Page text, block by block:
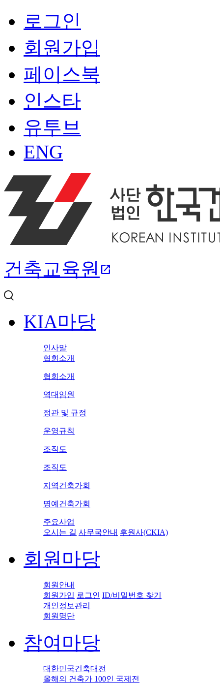
로그인
회원가입
페이스북
인스타
유투브
ENG
건축교육원 open_in_new
KIA마당
인사말
협회소개
협회소개
역대임원
정관 및 규정
운영규칙
조직도
조직도
지역건축가회
명예건축가회
주요사업
오시는 길 사무국안내 후원사(CKIA)
회원마당
회원안내
회원가입 로그인 ID/비밀번호 찾기
개인정보관리
회원명단
참여마당
대한민국건축대전
올해의 건축가 100인 국제전